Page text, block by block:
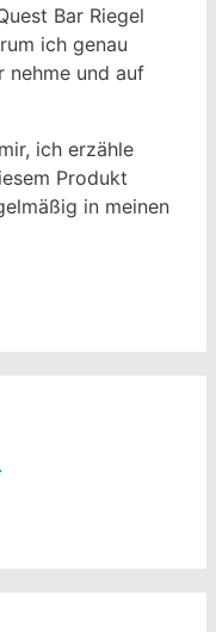
Bar Riegel
ich genau
nehme und auf
ich erzähle
Produkt
in meinen